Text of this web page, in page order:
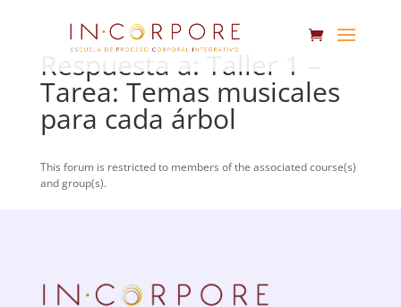
Respuesta a: Taller 1 –
Tarea: Temas musicales
para cada árbol
This forum is restricted to members of the associated course(s)
and group(s).